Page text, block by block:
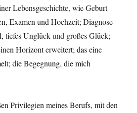
Lebensgeschichte, wie Geburt
Examen und Hochzeit; Diagnose
tiefes Unglück und großes Glück;
Horizont erweitert; das eine
die Begegnung, die mich
Privilegien meines Berufs, mit den